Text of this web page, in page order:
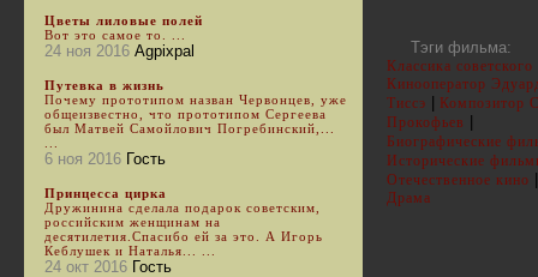
Тэги фильма:
Классика
Кинооператор
Тиссэ | Композитор
Прокофьев |
Биографические
Исторические
Отечественное кино |
Драма
Цветы лиловые полей
Вот это самое то. ...
24 ноя 2016 Agpixpal
Путевка в жизнь
Почему прототипом назван Червонцев, уже
общеизвестно, что прототипом Сергеева
был Матвей Самойлович Погребинский,...
6 ноя 2016 Гость
Принцесса цирка
Дружинина сделала подарок советским,
российским женщинам на
десятилетия.Спасибо ей за это. А Игорь
Кеблушек и Наталья... ...
24 окт 2016 Гость